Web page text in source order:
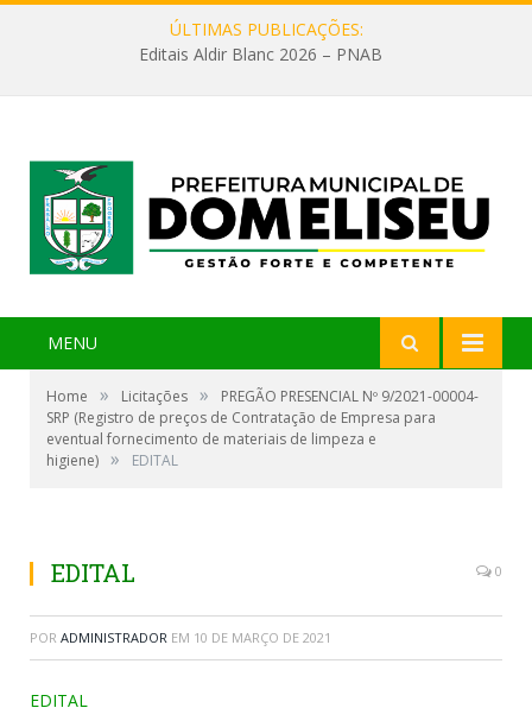
ÚLTIMAS PUBLICAÇÕES:
Editais Aldir Blanc 2026 – PNAB
MENU
Home » Licitações »
PREGÃO PRESENCIAL Nº 9/2021-00004-
SRP (Registro de preços de Contratação de Empresa para
eventual fornecimento de materiais de limpeza e
higiene) » EDITAL
EDITAL 0
POR ADMINISTRADOR EM 10 DE MARÇO DE 2021
EDITAL